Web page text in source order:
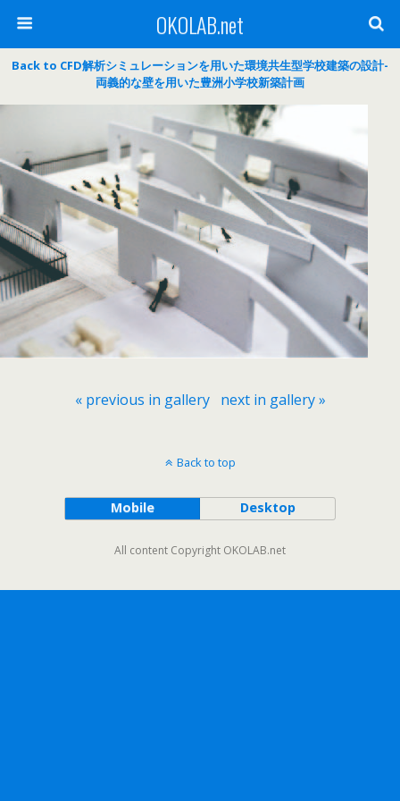
OKOLAB.net
Back to CFD解析シミュレーションを用いた環境共生型学校建築の設計-
両義的な壁を用いた豊洲小学校新築計画
« previous in gallery next in gallery »
Back to top
Mobile Desktop
All content Copyright OKOLAB.net